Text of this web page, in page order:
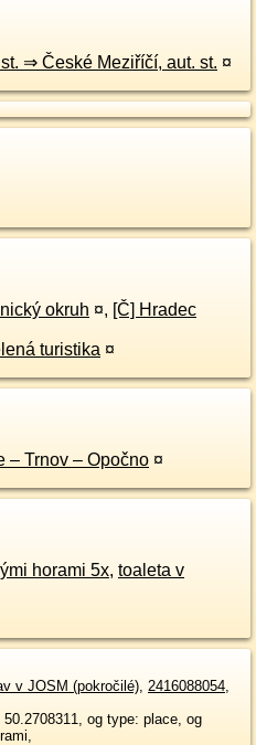
⇒ České Meziříčí, aut. st. ¤
okruh ¤, [Č] Hradec
turistika ¤
– Trnov – Opočno ¤
horami 5x, toaleta v
v JOSM (pokročilé), 2416088054,
og type: place, og